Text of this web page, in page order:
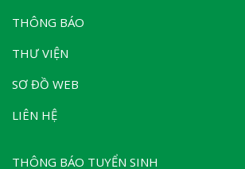
THÔNG BÁO
THƯ VIỆN
SƠ ĐỒ WEB
LIÊN HỆ
THÔNG BÁO TUYỂN SINH